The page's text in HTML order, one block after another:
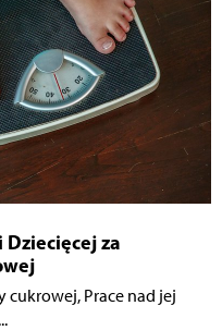
Dziecięcej za
cukrowej, Prace nad jej